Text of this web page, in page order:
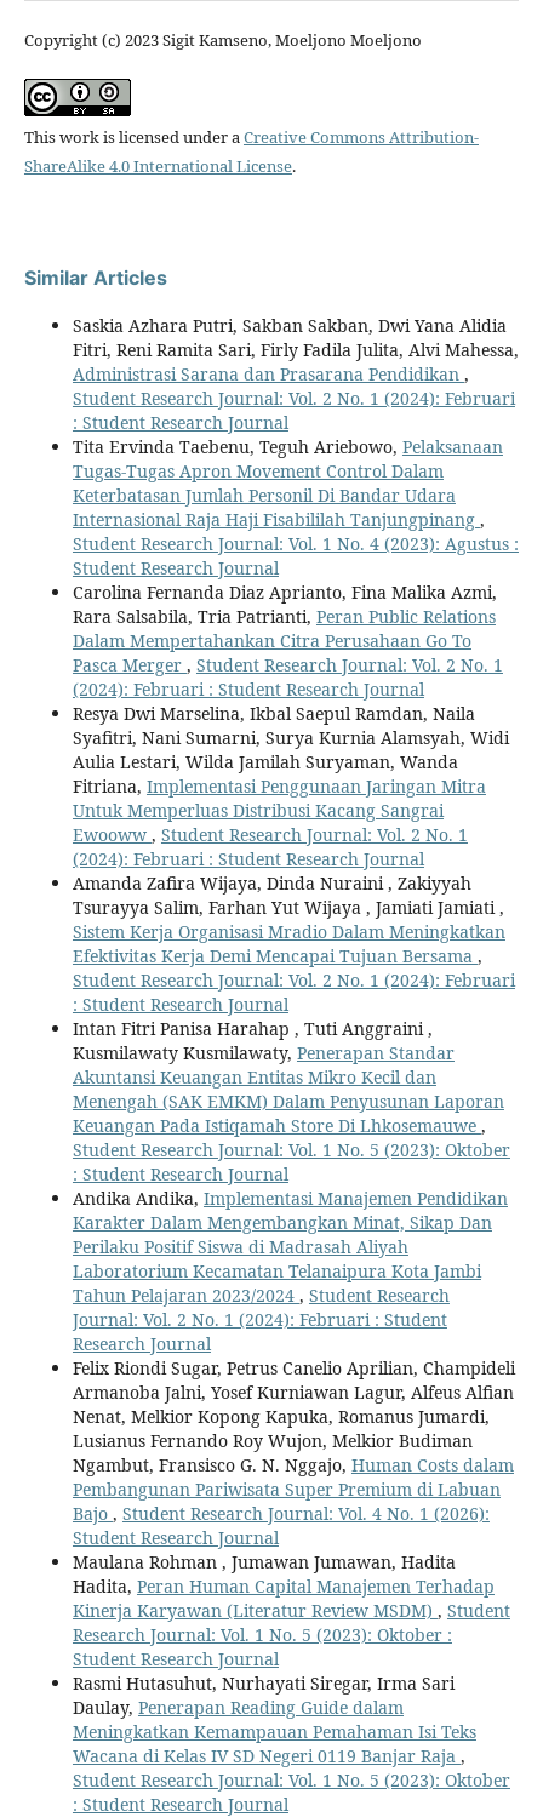
Copyright (c) 2023 Sigit Kamseno, Moeljono Moeljono
This work is licensed under a Creative Commons Attribution-
ShareAlike 4.0 International License.
Similar Articles
Saskia Azhara Putri, Sakban Sakban, Dwi Yana Alidia
Fitri, Reni Ramita Sari, Firly Fadila Julita, Alvi Mahessa,
Administrasi Sarana dan Prasarana Pendidikan ,
Student Research Journal: Vol. 2 No. 1 (2024): Februari
: Student Research Journal
Tita Ervinda Taebenu, Teguh Ariebowo, Pelaksanaan
Tugas-Tugas Apron Movement Control Dalam
Keterbatasan Jumlah Personil Di Bandar Udara
Internasional Raja Haji Fisabililah Tanjungpinang ,
Student Research Journal: Vol. 1 No. 4 (2023): Agustus :
Student Research Journal
Carolina Fernanda Diaz Aprianto, Fina Malika Azmi,
Rara Salsabila, Tria Patrianti, Peran Public Relations
Dalam Mempertahankan Citra Perusahaan Go To
Pasca Merger , Student Research Journal: Vol. 2 No. 1
(2024): Februari : Student Research Journal
Resya Dwi Marselina, Ikbal Saepul Ramdan, Naila
Syafitri, Nani Sumarni, Surya Kurnia Alamsyah, Widi
Aulia Lestari, Wilda Jamilah Suryaman, Wanda
Fitriana, Implementasi Penggunaan Jaringan Mitra
Untuk Memperluas Distribusi Kacang Sangrai
Ewooww , Student Research Journal: Vol. 2 No. 1
(2024): Februari : Student Research Journal
Amanda Zafira Wijaya, Dinda Nuraini , Zakiyyah
Tsurayya Salim, Farhan Yut Wijaya , Jamiati Jamiati ,
Sistem Kerja Organisasi Mradio Dalam Meningkatkan
Efektivitas Kerja Demi Mencapai Tujuan Bersama ,
Student Research Journal: Vol. 2 No. 1 (2024): Februari
: Student Research Journal
Intan Fitri Panisa Harahap , Tuti Anggraini ,
Kusmilawaty Kusmilawaty, Penerapan Standar
Akuntansi Keuangan Entitas Mikro Kecil dan
Menengah (SAK EMKM) Dalam Penyusunan Laporan
Keuangan Pada Istiqamah Store Di Lhkosemauwe ,
Student Research Journal: Vol. 1 No. 5 (2023): Oktober
: Student Research Journal
Andika Andika, Implementasi Manajemen Pendidikan
Karakter Dalam Mengembangkan Minat, Sikap Dan
Perilaku Positif Siswa di Madrasah Aliyah
Laboratorium Kecamatan Telanaipura Kota Jambi
Tahun Pelajaran 2023/2024 , Student Research
Journal: Vol. 2 No. 1 (2024): Februari : Student
Research Journal
Felix Riondi Sugar, Petrus Canelio Aprilian, Champideli
Armanoba Jalni, Yosef Kurniawan Lagur, Alfeus Alfian
Nenat, Melkior Kopong Kapuka, Romanus Jumardi,
Lusianus Fernando Roy Wujon, Melkior Budiman
Ngambut, Fransisco G. N. Nggajo, Human Costs dalam
Pembangunan Pariwisata Super Premium di Labuan
Bajo , Student Research Journal: Vol. 4 No. 1 (2026):
Student Research Journal
Maulana Rohman , Jumawan Jumawan, Hadita
Hadita, Peran Human Capital Manajemen Terhadap
Kinerja Karyawan (Literatur Review MSDM) , Student
Research Journal: Vol. 1 No. 5 (2023): Oktober :
Student Research Journal
Rasmi Hutasuhut, Nurhayati Siregar, Irma Sari
Daulay, Penerapan Reading Guide dalam
Meningkatkan Kemampauan Pemahaman Isi Teks
Wacana di Kelas IV SD Negeri 0119 Banjar Raja ,
Student Research Journal: Vol. 1 No. 5 (2023): Oktober
: Student Research Journal